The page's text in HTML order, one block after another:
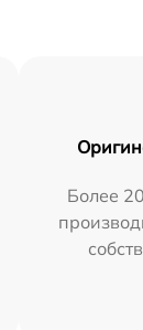
Более